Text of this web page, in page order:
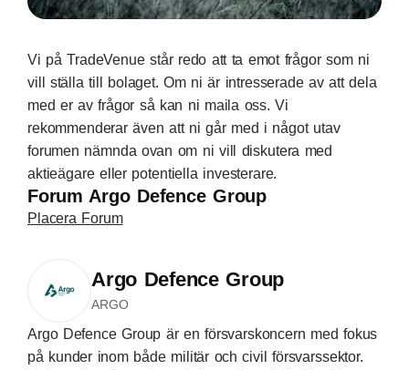
Vi på TradeVenue står redo att ta emot frågor som ni
vill ställa till bolaget. Om ni är intresserade av att dela
med er av frågor så kan ni maila oss. Vi
rekommenderar även att ni går med i något utav
forumen nämnda ovan om ni vill diskutera med
aktieägare eller potentiella investerare.
Forum Argo Defence Group
Placera Forum
Argo Defence Group
ARGO
Argo Defence Group är en försvarskoncern med fokus
på kunder inom både militär och civil försvarssektor.